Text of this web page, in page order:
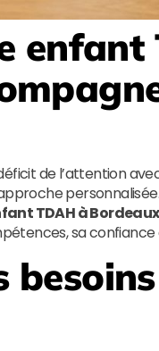
enfant
de l’attention
TDAH à Bordeaux
sa